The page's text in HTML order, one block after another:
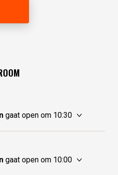
gaat open om 10:30
10:30 - 17:30
gesloten
gaat open om 10:00